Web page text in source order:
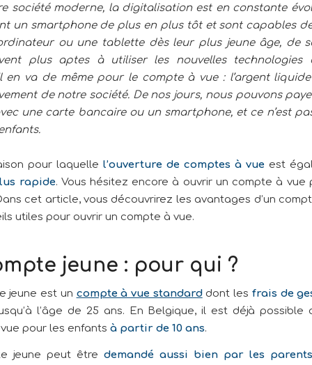
société moderne, la digitalisation est en constante
un smartphone de plus en plus tôt et sont capables
ou une tablette dès leur plus jeune âge, de
plus aptes à utiliser les nouvelles technologies
en va de même pour le compte à vue : l’argent
de notre société. De nos jours, nous pouvons
une carte bancaire ou un smartphone, et ce n’est
pour laquelle l’ouverture de comptes à vue est
rapide. Vous hésitez encore à ouvrir un compte à vue
cet article, vous découvrirez les avantages d’un
utiles pour ouvrir un compte à vue.
jeune : pour qui ?
jeune est un compte à vue standard dont les frais de
l’âge de 25 ans. En Belgique, il est déjà possible
pour les enfants à partir de 10 ans.
jeune peut être demandé aussi bien par les